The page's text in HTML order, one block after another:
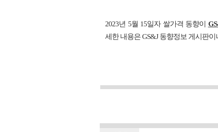
2023년 5월 15일자 쌀가격 동향이
세한 내용은 GS&J 동향정보 게시판